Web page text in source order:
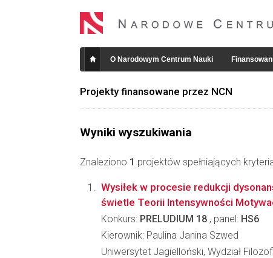
O Narodowym Centrum Nauki
Projekty finansowane przez NCN
Wyniki wyszukiwania
Znaleziono 1 projektów spełniających
Wysiłek w procesie redukcji
świetle Teorii Intensywności
Konkurs: PRELUDIUM 18 , panel: HS6
Kierownik: Paulina Janina Szwed
Uniwersytet Jagielloński, Wydział